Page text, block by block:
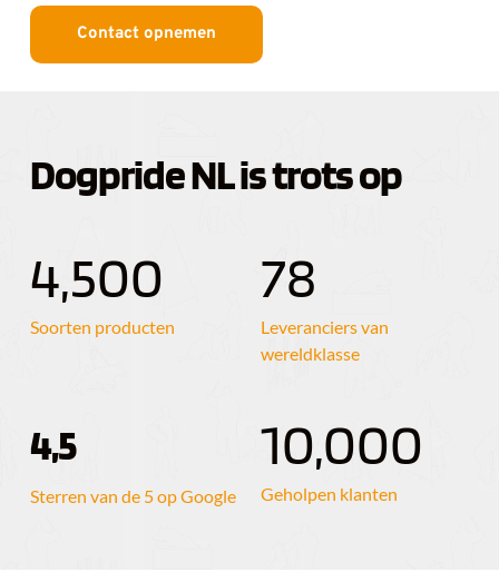
Contact opnemen
Dogpride NL is trots op
4,500
Soorten producten
78
Leveranciers van
wereldklasse
4,5
Sterren van de 5 op Google
10,000
Geholpen klanten